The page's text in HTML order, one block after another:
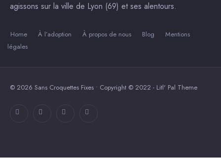
agissons sur la ville de Lyon (69) et ses alentours.
Home À l’adoption À propos de nous Blog
Mentions
légales
© 2026 Sans Croquettes Fixes • Copyright © 2022 - Litl' Pal Theme